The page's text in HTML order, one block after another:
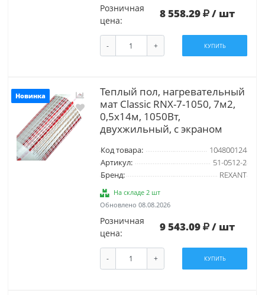
Розничная
цена:
8 558.29 / шт
- + КУПИТЬ
Новинка
Теплый пол, нагревательный
мат Classic RNX-7-1050, 7м2,
0,5х14м, 1050Вт,
двухжильный, с экраном
Код товара:
104800124
Артикул:
51-0512-2
Бренд:
REXANT
На складе 2 шт
Обновлено 08.08.2026
Розничная
цена:
9 543.09 / шт
- + КУПИТЬ